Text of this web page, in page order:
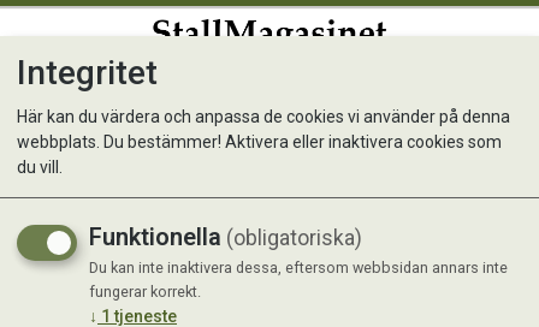
JR Farm Himalayasalt Lick
Stone 80gr
Integritet
Här kan du värdera och anpassa de cookies vi använder på denna
webbplats. Du bestämmer! Aktivera eller inaktivera cookies som
du vill.
Funktionella (obligatoriska)
Du kan inte inaktivera dessa, eftersom webbsidan annars inte
fungerar korrekt.
↓ 1 tjeneste